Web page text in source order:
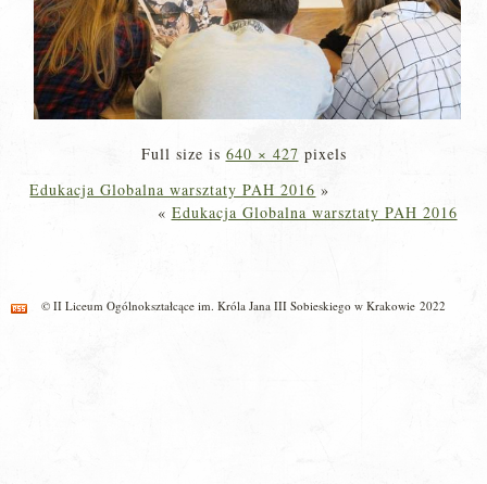
Full size is 640 × 427 pixels
Edukacja Globalna warsztaty PAH 2016 »
« Edukacja Globalna warsztaty PAH 2016
© II Liceum Ogólnokształcące im. Króla Jana III Sobieskiego w Krakowie 2022